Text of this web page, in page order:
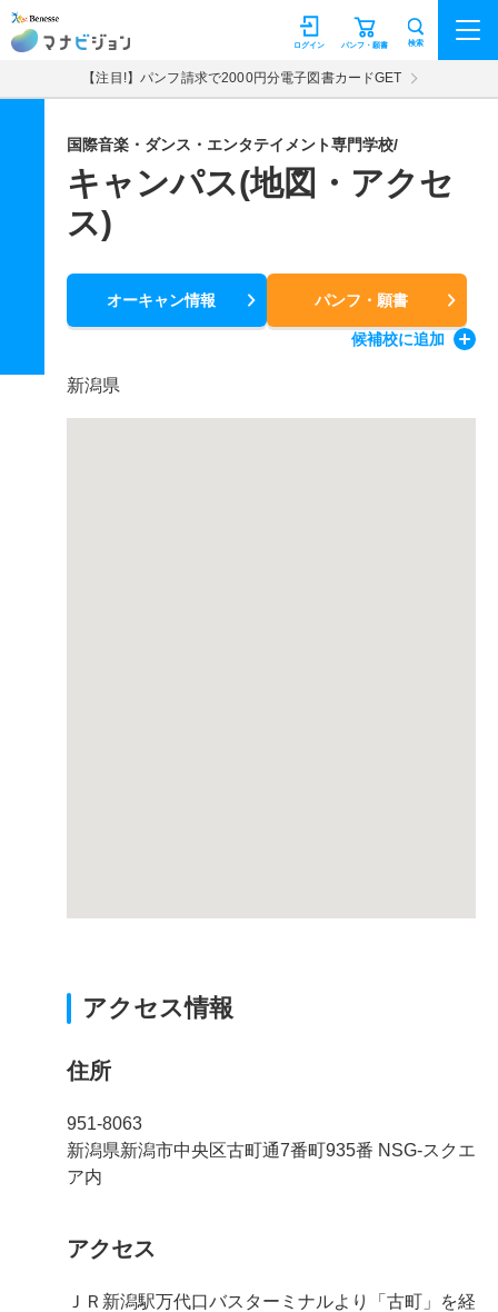
マナビジョン パンフ・願書
ログイン 検索
【注目!】パンフ請求で2000円分電子図書カードGET
国際音楽・ダンス・エンタテイメント専門学校/
キャンパス(地図・アクセ
ス)
オーキャン情報 パンフ・願書
候補校に追加
新潟県
アクセス情報
住所
951-8063
新潟県新潟市中央区古町通7番町935番 NSG-スクエ
ア内
アクセス
ＪＲ新潟駅万代口バスターミナルより「古町」を経